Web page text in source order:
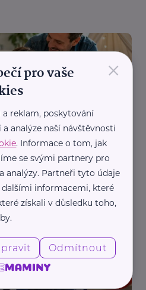
si udělá čas. Hostitelská
Náhradní rodič, pěstoun, hostitel
×
pro vaše
a reklam, poskytování
analýze naší návštěvnosti
. Informace o tom, jak
se svými partnery pro
analýzy. Partneři tyto údaje
informacemi, které
získali v důsledku toho,
Odmítnout